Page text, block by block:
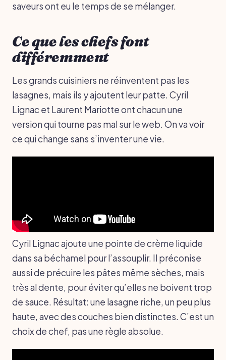
saveurs ont eu le temps de se mélanger.
Ce que les chefs font
différemment
Les grands cuisiniers ne réinventent pas les
lasagnes, mais ils y ajoutent leur patte. Cyril
Lignac et Laurent Mariotte ont chacun une
version qui tourne pas mal sur le web. On va voir
ce qui change sans s’inventer une vie.
Cyril Lignac ajoute une pointe de crème liquide
dans sa béchamel pour l’assouplir. Il préconise
aussi de précuire les pâtes même sèches, mais
très al dente, pour éviter qu’elles ne boivent trop
de sauce. Résultat: une lasagne riche, un peu plus
haute, avec des couches bien distinctes. C’est un
choix de chef, pas une règle absolue.